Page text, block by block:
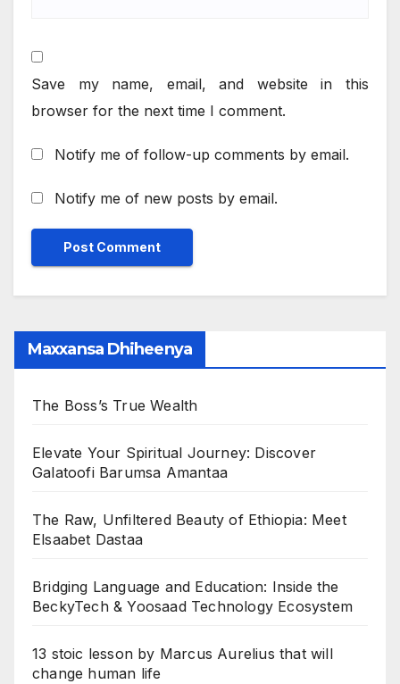
Save my name, email, and website in this
browser for the next time I comment.
Notify me of follow-up comments by email.
Notify me of new posts by email.
Maxxansa Dhiheenya
The Boss’s True Wealth
Elevate Your Spiritual Journey: Discover
Galatoofi Barumsa Amantaa
The Raw, Unfiltered Beauty of Ethiopia: Meet
Elsaabet Dastaa
Bridging Language and Education: Inside the
BeckyTech & Yoosaad Technology Ecosystem
13 stoic lesson by Marcus Aurelius that will
change human life